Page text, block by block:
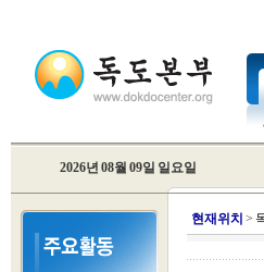
2026년 08월 09일 일요일
현재위치 >